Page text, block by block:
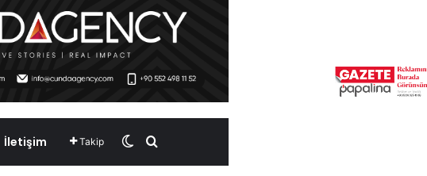
İletişim Takip Dış görünümü değiştir